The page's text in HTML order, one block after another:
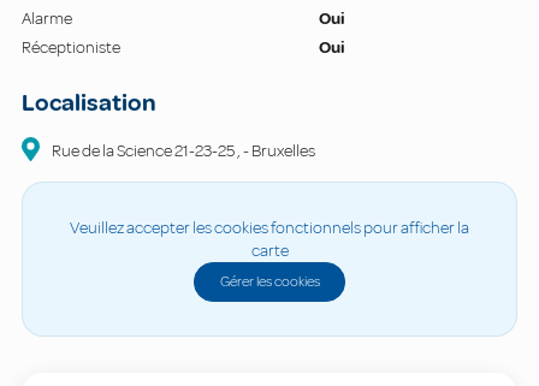
Alarme
Oui
Réceptioniste
Oui
Localisation
Rue de la Science21-23-25,-Bruxelles
Veuillez accepter les cookies fonctionnels pour afficher la
carte
Gérer les cookies